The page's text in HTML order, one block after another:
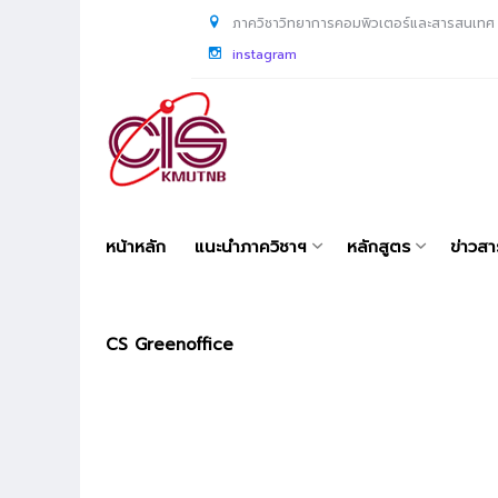
ภาควิชาวิทยาการคอมพิวเตอร์และสารสนเท
instagram
หน้าหลัก แนะนำภาควิชาฯ หลักสูตร ข่าวส
CS Greenoffice